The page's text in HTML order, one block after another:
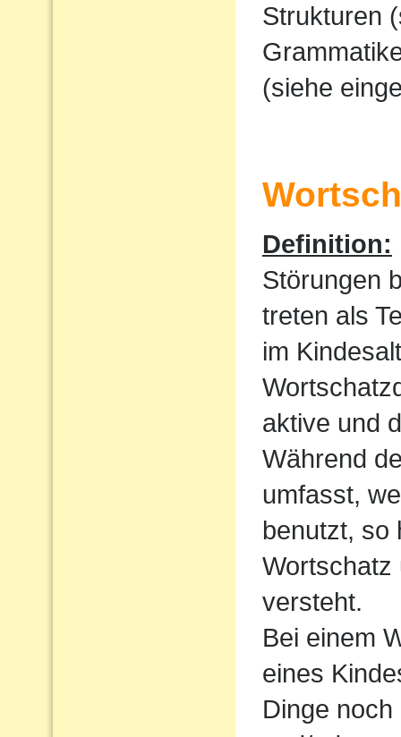
Strukturen
(siehe
Definition:
Störungen
treten als
im
aktive und
Während
umfasst,
benutzt, so
Wortschatz
versteht.
Bei einem
eines
Dinge